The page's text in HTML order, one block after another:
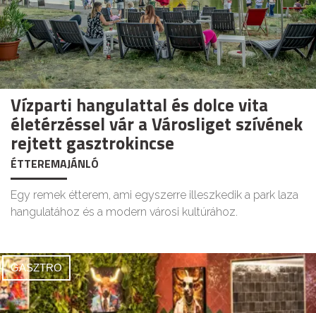
Vízparti hangulattal és dolce vita
életérzéssel vár a Városliget szívének
rejtett gasztrokincse
ÉTTEREMAJÁNLÓ
Egy remek étterem, ami egyszerre illeszkedik a park laza
hangulatához és a modern városi kultúrához.
GASZTRO